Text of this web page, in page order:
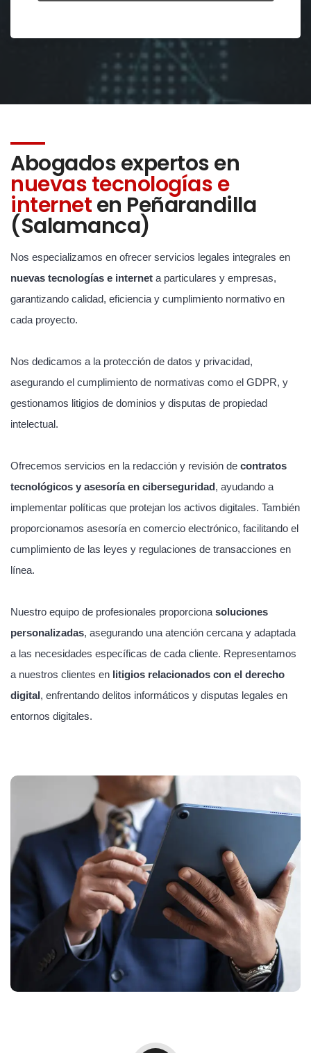
Abogados expertos en
nuevas tecnologías e
interneten Peñarandilla
(Salamanca)
Nos especializamos en ofrecer servicios legales integrales en
nuevas tecnologías e internet a particulares y empresas,
garantizando calidad, eficiencia y cumplimiento normativo en
cada proyecto.
Nos dedicamos a la protección de datos y privacidad,
asegurando el cumplimiento de normativas como el GDPR, y
gestionamos litigios de dominios y disputas de propiedad
intelectual.
Ofrecemos servicios en la redacción y revisión de contratos
tecnológicos y asesoría en ciberseguridad, ayudando a
implementar políticas que protejan los activos digitales. También
proporcionamos asesoría en comercio electrónico, facilitando el
cumplimiento de las leyes y regulaciones de transacciones en
línea.
Nuestro equipo de profesionales proporciona soluciones
personalizadas, asegurando una atención cercana y adaptada
a las necesidades específicas de cada cliente. Representamos
a nuestros clientes en litigios relacionados con el derecho
digital, enfrentando delitos informáticos y disputas legales en
entornos digitales.